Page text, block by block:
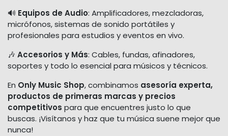
🔊 Equipos de Audio: Amplificadores, mezcladoras,
micrófonos, sistemas de sonido portátiles y
profesionales para estudios y eventos en vivo.
🎶 Accesorios y Más: Cables, fundas, afinadores,
soportes y todo lo esencial para músicos y técnicos.
En Only Music Shop, combinamos asesoría experta,
productos de primeras marcas y precios
competitivos para que encuentres justo lo que
buscas. ¡Visítanos y haz que tu música suene mejor que
nunca!